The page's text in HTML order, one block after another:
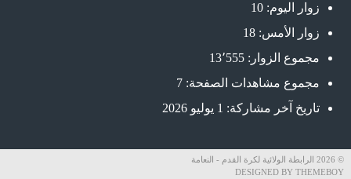
زوار اليوم: 10
زوار الأمس: 18
مجموع الزوار: 13٬555
مجموع مشاهدات الصفحة: 7
تاريخ آخر مشاركة: 1 يوليو 2026
© 2026 الرابطة الولائية لكرة القدم - النعامة
DESIGNED BY THEMEBOY